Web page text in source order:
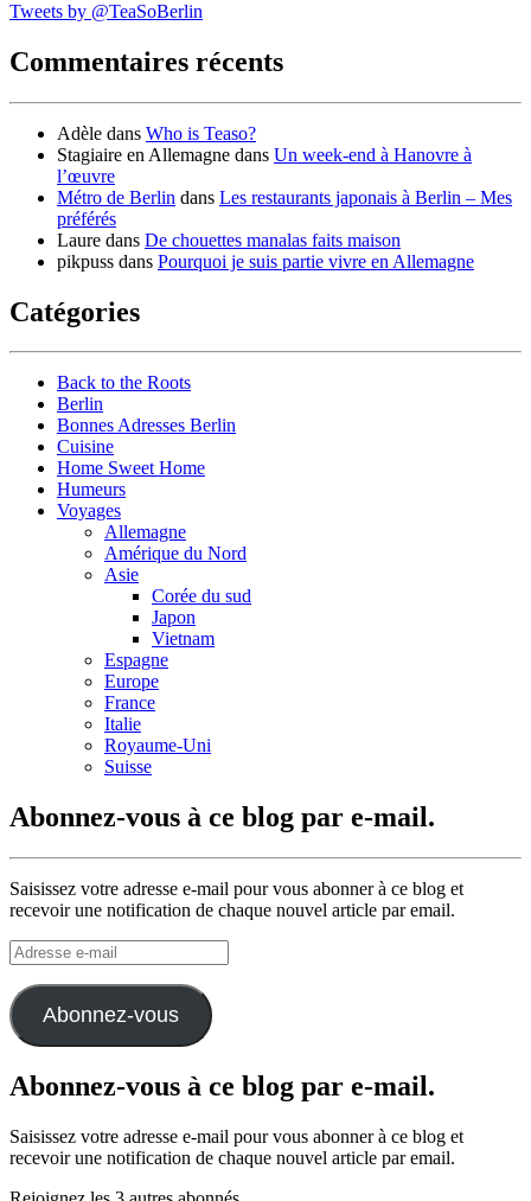
Tweets by @TeaSoBerlin
Commentaires récents
Adèle dans Who is Teaso?
Stagiaire en Allemagne dans Un week-end à Hanovre à
l’œuvre
Métro de Berlin dans Les restaurants japonais à Berlin – Mes
préférés
Laure dans De chouettes manalas faits maison
pikpuss dans Pourquoi je suis partie vivre en Allemagne
Catégories
Back to the Roots
Berlin
Bonnes Adresses Berlin
Cuisine
Home Sweet Home
Humeurs
Voyages
Allemagne
Amérique du Nord
Asie
Corée du sud
Japon
Vietnam
Espagne
Europe
France
Italie
Royaume-Uni
Suisse
Abonnez-vous à ce blog par e-mail.
Saisissez votre adresse e-mail pour vous abonner à ce blog et
recevoir une notification de chaque nouvel article par email.
Adresse
e-
mail
Abonnez-vous
Abonnez-vous à ce blog par e-mail.
Saisissez votre adresse e-mail pour vous abonner à ce blog et
recevoir une notification de chaque nouvel article par email.